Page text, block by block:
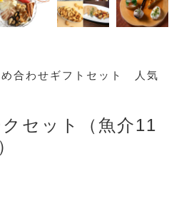
め合わせギフトセット 人気
セット（魚介11